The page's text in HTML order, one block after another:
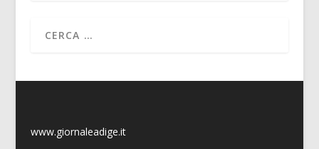
www.giornaleadige.it